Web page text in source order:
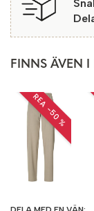
FINNS ÄVEN I
REA −50 %